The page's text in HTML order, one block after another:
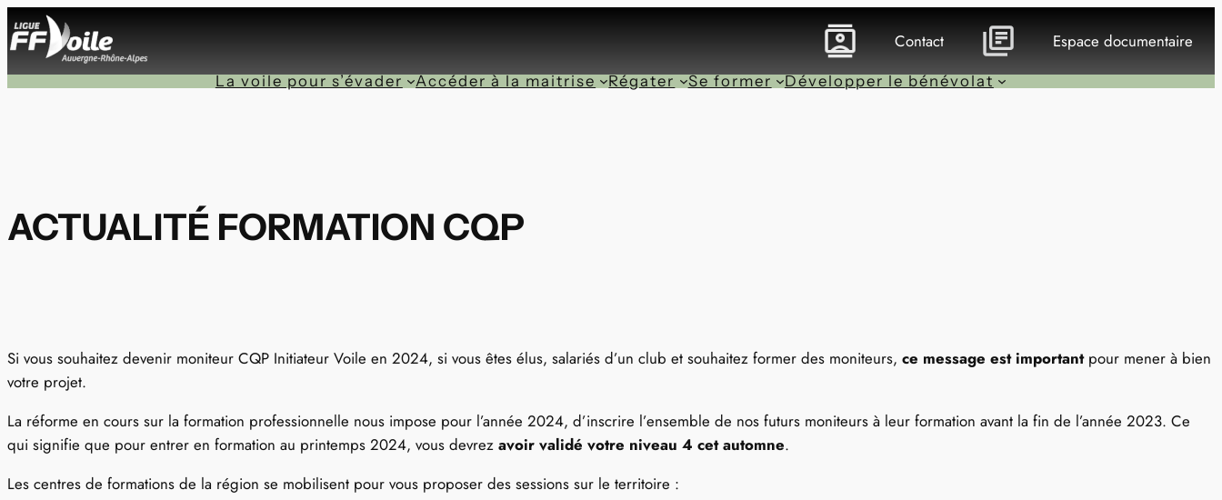
Aller
au
contenu
Contact Espace documentaire
La voile pour s’évader Accéder à la maitrise Régater Se former Développer le bénévolat
ACTUALITÉ FORMATION CQP
Si vous souhaitez devenir moniteur CQP Initiateur Voile en 2024, si vous êtes élus, salariés d’un club et souhaitez former des moniteurs, ce message est importantpour mener à bien
votre projet.
La réforme en cours sur la formation professionnelle nous impose pour l’année 2024, d’inscrire l’ensemble de nos futurs moniteurs à leur formation avant la fin de l’année 2023. Ce
qui signifie que pour entrer en formation au printemps 2024, vous devrez avoir validé votre niveau 4 cet automne.
Les centres de formations de la région se mobilisent pour vous proposer des sessions sur le territoire :